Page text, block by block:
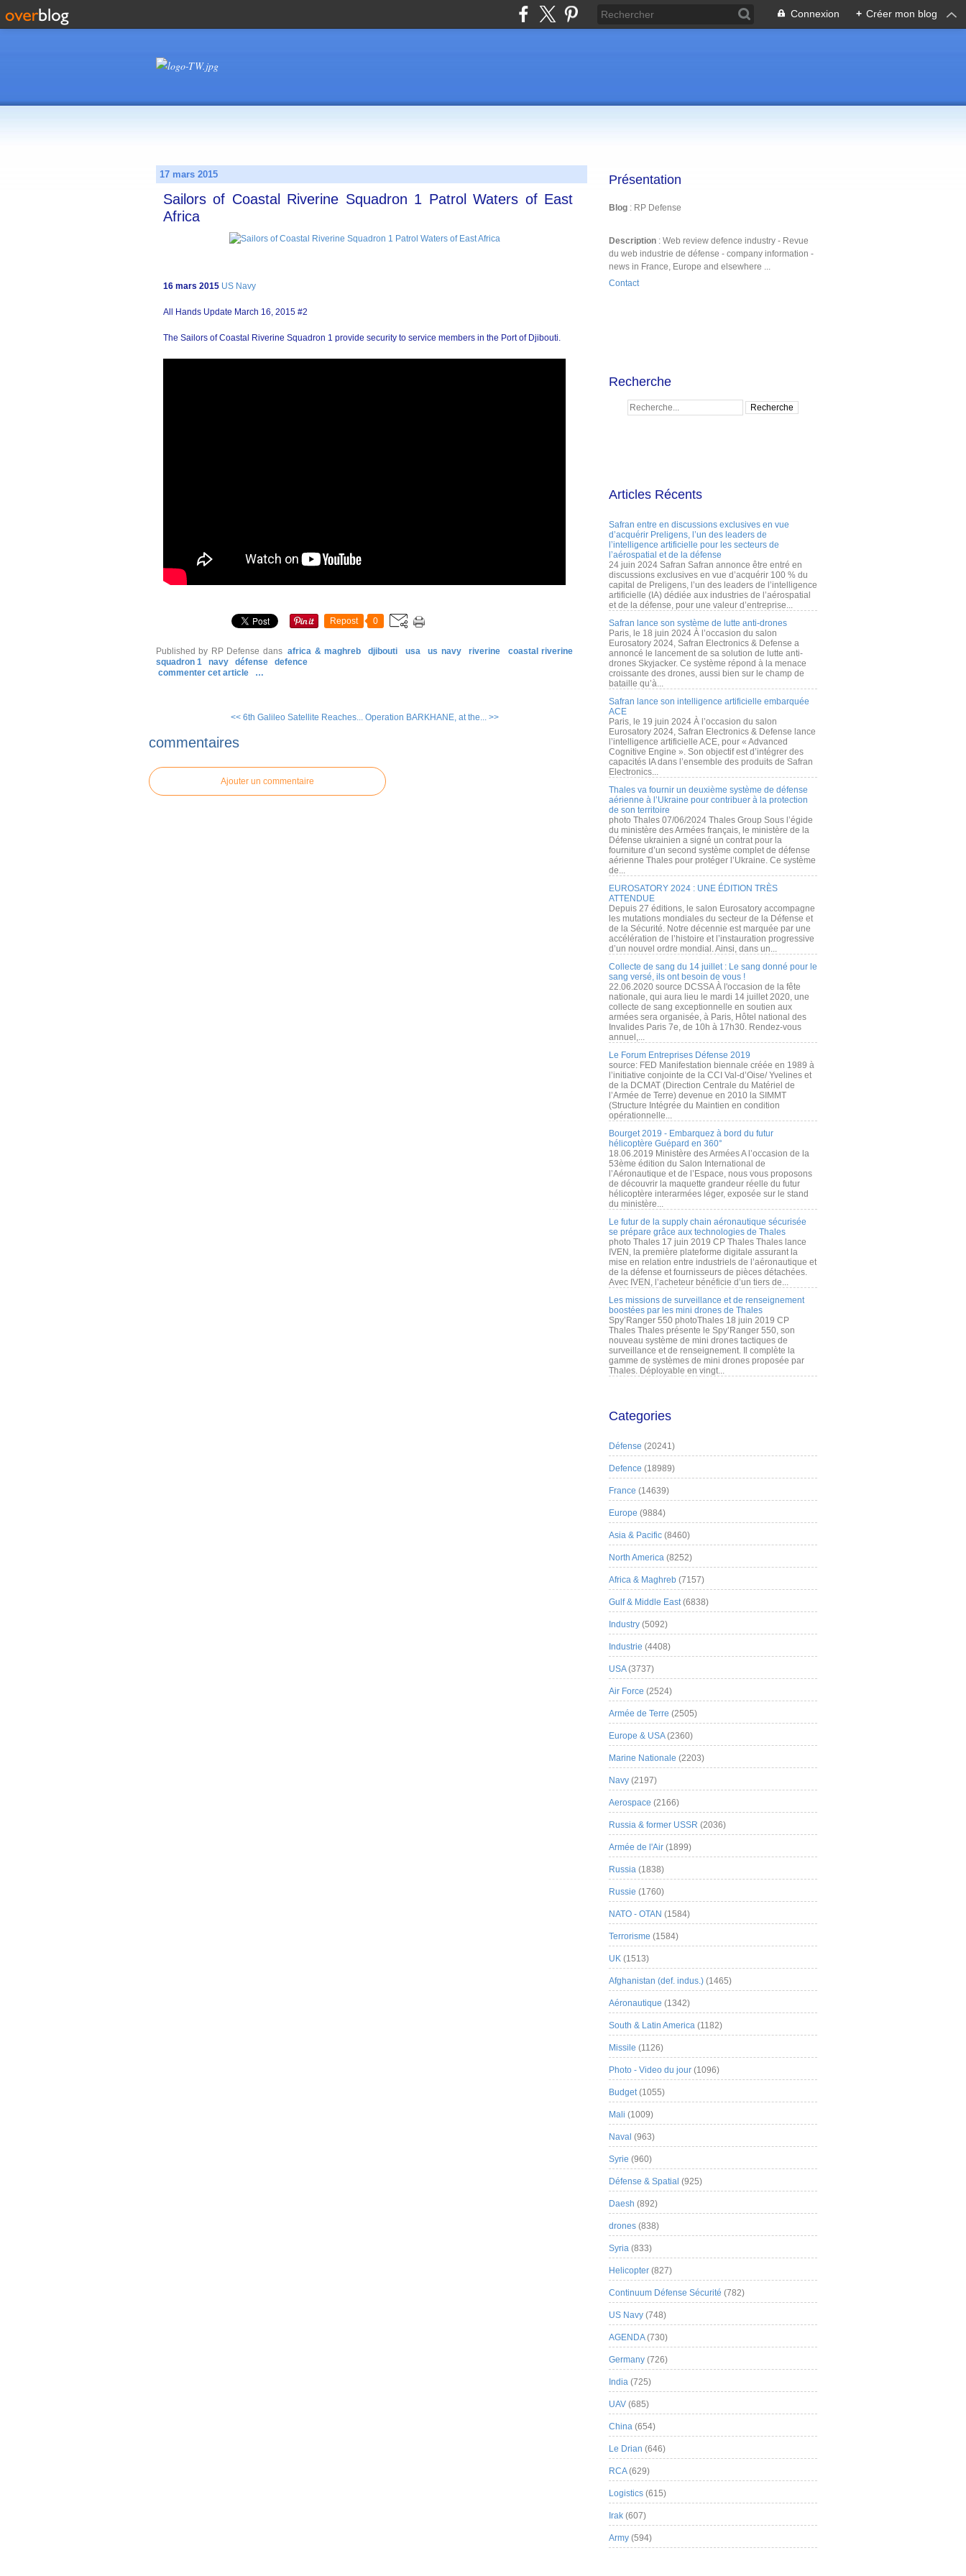
Connexion + Créer mon blog
17 mars 2015
Sailors of Coastal Riverine Squadron 1 Patrol Waters of East
Africa
16 mars 2015 US Navy
All Hands Update March 16, 2015 #2
The Sailors of Coastal Riverine Squadron 1 provide security to service members in the Port of Djibouti.
Repost 0
Published by RP Defense dans africa & maghreb djibouti usa us navy riverine
coastal riverine
squadron 1
navy défense
defence
commenter cet article
…
<< 6th Galileo Satellite Reaches... Operation BARKHANE, at the... >>
commentaires
Ajouter un commentaire
Présentation
Blog : RP Defense
Description : Web review defence industry - Revue
du web industrie de défense - company information -
news in France, Europe and elsewhere ...
Contact
Recherche
Articles Récents
Safran entre en discussions exclusives en vue
d’acquérir Preligens, l’un des leaders de
l’intelligence artificielle pour les secteurs de
l’aérospatial et de la défense
24 juin 2024 Safran Safran annonce être entré en
discussions exclusives en vue d’acquérir 100 % du
capital de Preligens, l’un des leaders de l’intelligence
artificielle (IA) dédiée aux industries de l’aérospatial
et de la défense, pour une valeur d’entreprise...
Safran lance son système de lutte anti-drones
Paris, le 18 juin 2024 À l’occasion du salon
Eurosatory 2024, Safran Electronics & Defense a
annoncé le lancement de sa solution de lutte anti-
drones Skyjacker. Ce système répond à la menace
croissante des drones, aussi bien sur le champ de
bataille qu’à...
Safran lance son intelligence artificielle embarquée
ACE
Paris, le 19 juin 2024 À l’occasion du salon
Eurosatory 2024, Safran Electronics & Defense lance
l’intelligence artificielle ACE, pour « Advanced
Cognitive Engine ». Son objectif est d’intégrer des
capacités IA dans l’ensemble des produits de Safran
Electronics...
Thales va fournir un deuxième système de défense
aérienne à l’Ukraine pour contribuer à la protection
de son territoire
photo Thales 07/06/2024 Thales Group Sous l’égide
du ministère des Armées français, le ministère de la
Défense ukrainien a signé un contrat pour la
fourniture d’un second système complet de défense
aérienne Thales pour protéger l’Ukraine. Ce système
de...
EUROSATORY 2024 : UNE ÉDITION TRÈS
ATTENDUE
Depuis 27 éditions, le salon Eurosatory accompagne
les mutations mondiales du secteur de la Défense et
de la Sécurité. Notre décennie est marquée par une
accélération de l’histoire et l’instauration progressive
d’un nouvel ordre mondial. Ainsi, dans un...
Collecte de sang du 14 juillet : Le sang donné pour le
sang versé, ils ont besoin de vous !
22.06.2020 source DCSSA À l'occasion de la fête
nationale, qui aura lieu le mardi 14 juillet 2020, une
collecte de sang exceptionnelle en soutien aux
armées sera organisée, à Paris, Hôtel national des
Invalides Paris 7e, de 10h à 17h30. Rendez-vous
annuel,...
Le Forum Entreprises Défense 2019
source: FED Manifestation biennale créée en 1989 à
l’initiative conjointe de la CCI Val-d’Oise/ Yvelines et
de la DCMAT (Direction Centrale du Matériel de
l’Armée de Terre) devenue en 2010 la SIMMT
(Structure Intégrée du Maintien en condition
opérationnelle...
Bourget 2019 - Embarquez à bord du futur
hélicoptère Guépard en 360°
18.06.2019 Ministère des Armées A l’occasion de la
53ème édition du Salon International de
l’Aéronautique et de l’Espace, nous vous proposons
de découvrir la maquette grandeur réelle du futur
hélicoptère interarmées léger, exposée sur le stand
du ministère...
Le futur de la supply chain aéronautique sécurisée
se prépare grâce aux technologies de Thales
photo Thales 17 juin 2019 CP Thales Thales lance
IVEN, la première plateforme digitale assurant la
mise en relation entre industriels de l’aéronautique et
de la défense et fournisseurs de pièces détachées.
Avec IVEN, l’acheteur bénéficie d’un tiers de...
Les missions de surveillance et de renseignement
boostées par les mini drones de Thales
Spy’Ranger 550 photoThales 18 juin 2019 CP
Thales Thales présente le Spy’Ranger 550, son
nouveau système de mini drones tactiques de
surveillance et de renseignement. Il complète la
gamme de systèmes de mini drones proposée par
Thales. Déployable en vingt...
Categories
Défense (20241)
Defence (18989)
France (14639)
Europe (9884)
Asia & Pacific (8460)
North America (8252)
Africa & Maghreb (7157)
Gulf & Middle East(6838)
Industry (5092)
Industrie (4408)
USA(3737)
Air Force (2524)
Armée de Terre (2505)
Europe & USA(2360)
Marine Nationale (2203)
Navy (2197)
Aerospace (2166)
Russia & former USSR (2036)
Armée de l'Air (1899)
Russia (1838)
Russie (1760)
NATO - OTAN (1584)
Terrorisme (1584)
UK (1513)
Afghanistan (def. indus.) (1465)
Aéronautique (1342)
South & Latin America (1182)
Missile (1126)
Photo - Video du jour (1096)
Budget(1055)
Mali (1009)
Naval (963)
Syrie (960)
Défense & Spatial (925)
Daesh (892)
drones (838)
Syria (833)
Helicopter (827)
Continuum Défense Sécurité (782)
US Navy (748)
AGENDA(730)
Germany (726)
India (725)
UAV (685)
China (654)
Le Drian (646)
RCA(629)
Logistics (615)
Irak (607)
Army (594)